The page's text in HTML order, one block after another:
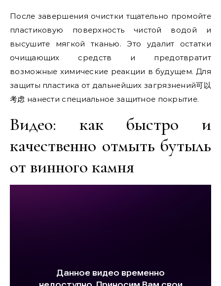
После завершения очистки тщательно промойте
пластиковую поверхность чистой водой и
высушите мягкой тканью. Это удалит остатки
очищающих средств и предотвратит
возможные химические реакции в будущем. Для
защиты пластика от дальнейших загрязнений可以
考虑 нанести специальное защитное покрытие.
Видео: как быстро и
качественно отмыть бутыль
от винного камня